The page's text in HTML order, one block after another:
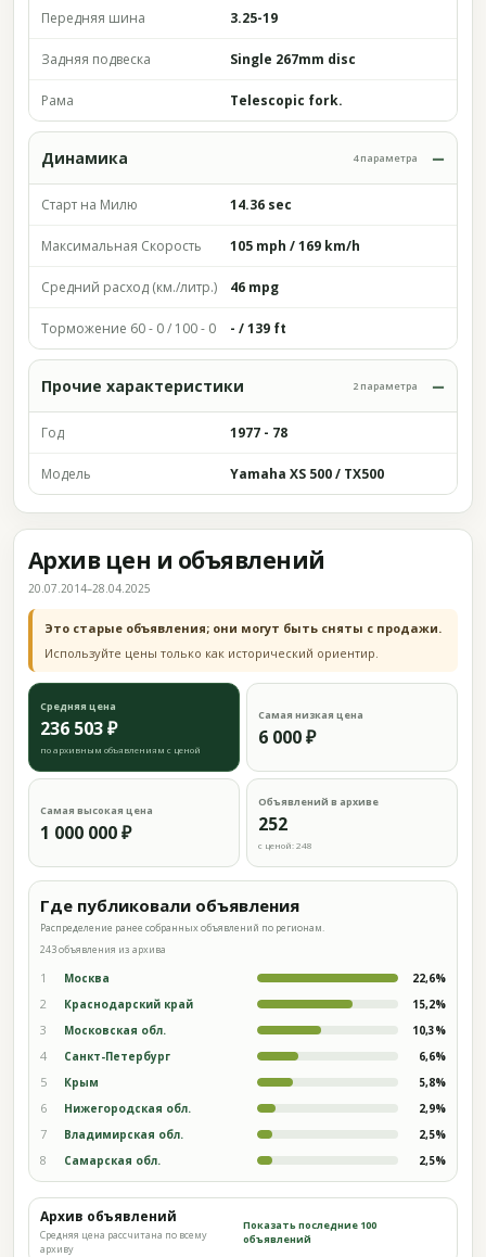
Передняя шина 3.25-19
Задняя подвеска Single 267mm disc
Рама Telescopic fork.
Динамика 4 параметра
Старт на Милю 14.36 sec
Максимальная Скорость 105 mph / 169 km/h
Средний расход (км./литр.) 46 mpg
Торможение 60 - 0 / 100 - 0 - / 139 ft
Прочие характеристики 2 параметра
Год 1977 - 78
Модель Yamaha XS 500 / TX500
Архив цен и объявлений
20.07.2014–28.04.2025
Это старые объявления; они могут быть сняты с продажи.
Используйте цены только как исторический ориентир.
Средняя цена
236 503 ₽
по архивным объявлениям с ценой
Самая низкая цена
6 000 ₽
Самая высокая цена
1 000 000 ₽
Объявлений в архиве
252
с ценой: 248
Где публиковали объявления
Распределение ранее собранных объявлений по регионам.
243 объявления из архива
1 Москва 22,6%
2 Краснодарский край 15,2%
3 Московская обл. 10,3%
4 Санкт-Петербург 6,6%
5 Крым 5,8%
6 Нижегородская обл. 2,9%
7 Владимирская обл. 2,5%
8 Самарская обл. 2,5%
Архив объявлений
Средняя цена рассчитана по всему
архиву
Показать последние 100
объявлений